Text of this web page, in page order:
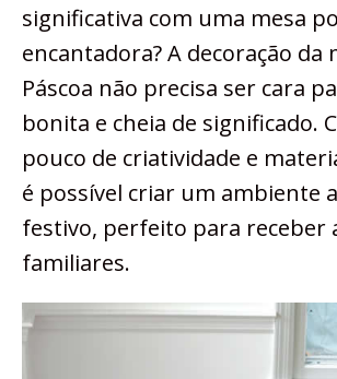
significativa com uma mesa
encantadora? A decoração da
Páscoa não precisa ser cara
bonita e cheia de significado.
pouco de criatividade e
é possível criar um ambiente
festivo, perfeito para receber
familiares.